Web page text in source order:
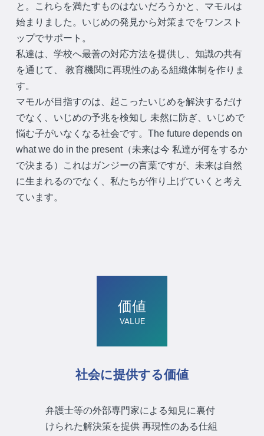
と。これらを満たすものはないだろうかと、マモルは
始まりました。いじめの発見から対策までをワンスト
ップでサポート。
私達は、学校へ最善の対応方法を提供し、知識の共有
を通じて、 教育機関に再現性のある組織体制を作りま
す。
マモルが目指すのは、起こったいじめを解決するだけ
でなく、いじめの予兆を検知し 未然に防ぎ、いじめで
悩む子がいなくなる社会です。The future depends on
what we do in the present（未来は今 私達が何をするか
で決まる）これはガンジーの言葉ですが、未来は自然
に生まれるのでなく、私たちが作り上げていくと考え
ています。
価値
VALUE
社会に提供する価値
弁護士等の外部専門家による知見に裏付
けられた解決策を提供 再現性のある仕組